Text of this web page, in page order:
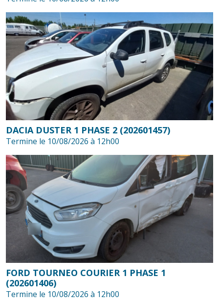
DACIA DUSTER 1 PHASE 2 (202601457)
Termine le 10/08/2026 à 12h00
FORD TOURNEO COURIER 1 PHASE 1
(202601406)
Termine le 10/08/2026 à 12h00